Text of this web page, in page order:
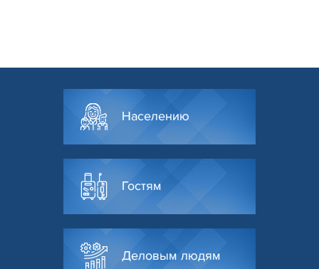
Населению
Гостям
Деловым людям